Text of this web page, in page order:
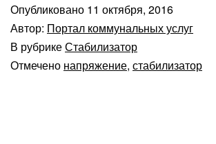
Опубликовано 11 октября, 2016
Автор: Портал коммунальных услуг
В рубрикеСтабилизатор
Отмечено напряжение, стабилизатор